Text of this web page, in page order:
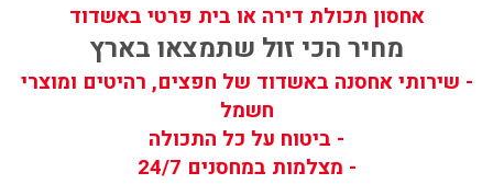
אחסון תכולת דירה או בית פרטי באשדוד
מחיר הכי זול שתמצאו בארץ
- שירותי אחסנה באשדוד של חפצים, רהיטים ומוצרי
חשמל
- ביטוח על כל התכולה
- מצלמות במחסנים 24/7